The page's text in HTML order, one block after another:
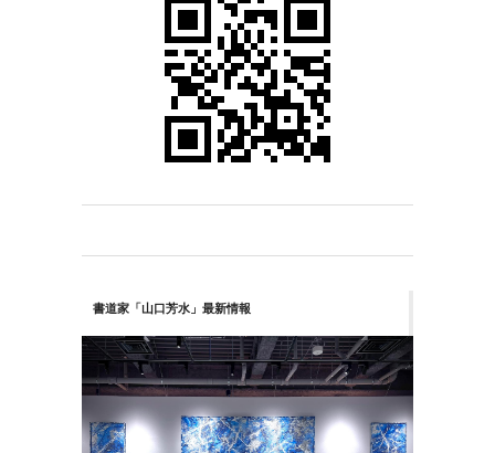
書道家「山口芳水」最新情報